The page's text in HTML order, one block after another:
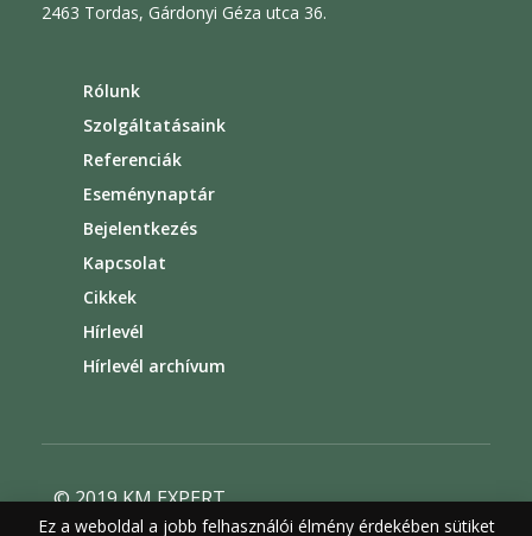
2463 Tordas, Gárdonyi Géza utca 36.
Rólunk
Szolgáltatásaink
Referenciák
Eseménynaptár
Bejelentkezés
Kapcsolat
Cikkek
Hírlevél
Hírlevél archívum
© 2019 KM EXPERT
Ez a weboldal a jobb felhasználói élmény érdekében sütiket